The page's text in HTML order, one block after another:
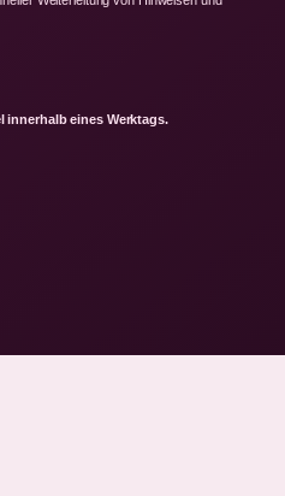
innerhalb eines Werktags.